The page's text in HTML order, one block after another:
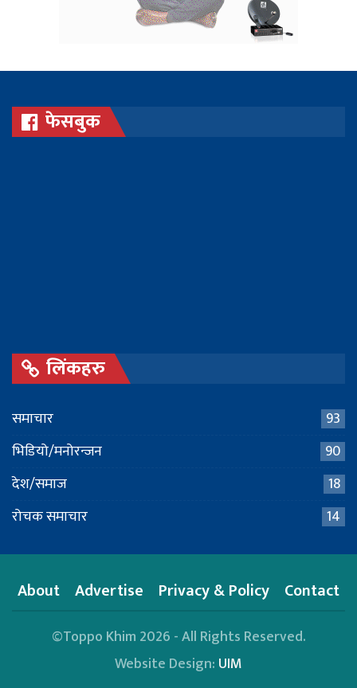
फेसबुक
लिंकहरु
समाचार
93
भिडियो/मनोरन्जन
90
देश/समाज
18
रोचक समाचार
14
About Advertise Privacy & Policy Contact
©Toppo Khim 2026 - All Rights Reserved.
Website Design: UIM